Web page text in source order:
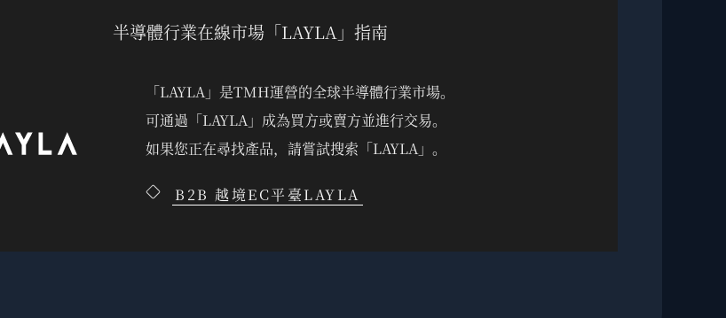
半導體行業在線市場「LAYLA」指南
「LAYLA」是TMH運營的全球半導體行業市場。
可通過「LAYLA」成為買方或賣方並進行交易。
如果您正在尋找產品，請嘗試搜索「LAYLA」。
B2B 越境EC平臺LAYLA